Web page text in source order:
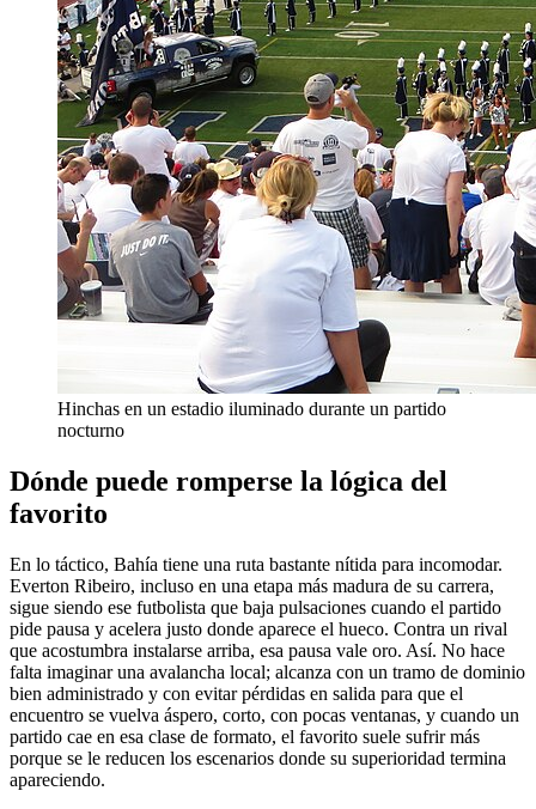
Hinchas en un estadio iluminado durante un partido
nocturno
Dónde puede romperse la lógica del
favorito
En lo táctico, Bahía tiene una ruta bastante nítida para incomodar.
Everton Ribeiro, incluso en una etapa más madura de su carrera,
sigue siendo ese futbolista que baja pulsaciones cuando el partido
pide pausa y acelera justo donde aparece el hueco. Contra un rival
que acostumbra instalarse arriba, esa pausa vale oro. Así. No hace
falta imaginar una avalancha local; alcanza con un tramo de dominio
bien administrado y con evitar pérdidas en salida para que el
encuentro se vuelva áspero, corto, con pocas ventanas, y cuando un
partido cae en esa clase de formato, el favorito suele sufrir más
porque se le reducen los escenarios donde su superioridad termina
apareciendo.